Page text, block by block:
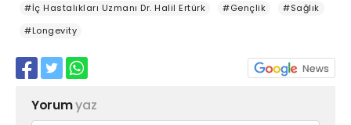
#İç Hastalıkları Uzmanı Dr. Halil Ertürk
#Gençlik
#Sağlık
#Longevity
Yorumyaz